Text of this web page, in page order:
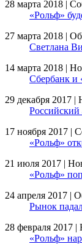
28 марта 2018 |
«Рольф»
27 марта 2018 |
Светлана
14 марта 2018 |
Сбербанк и
29 декабря 2017 |
Российский
17 ноября 2017 |
«Рольф»
21 июля 2017 |
«Рольф»
24 апреля 2017 |
Рынок
28 февраля 2017 |
«Рольф»